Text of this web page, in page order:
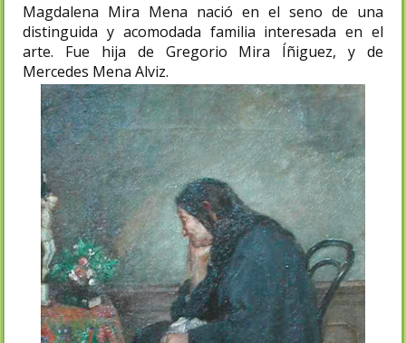
Magdalena Mira Mena nació en el seno de una
distinguida y acomodada familia interesada en el
arte. Fue hija de Gregorio Mira Íñiguez, y de
Mercedes Mena Alviz.